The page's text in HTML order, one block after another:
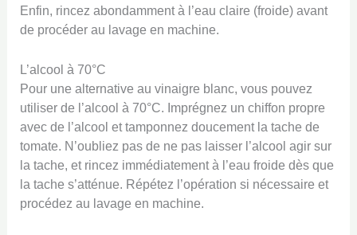
Enfin, rincez abondamment à l’eau claire (froide) avant
de procéder au lavage en machine.
L’alcool à 70°C
Pour une alternative au vinaigre blanc, vous pouvez
utiliser de l’alcool à 70°C. Imprégnez un chiffon propre
avec de l’alcool et tamponnez doucement la tache de
tomate. N’oubliez pas de ne pas laisser l’alcool agir sur
la tache, et rincez immédiatement à l’eau froide dès que
la tache s’atténue. Répétez l’opération si nécessaire et
procédez au lavage en machine.